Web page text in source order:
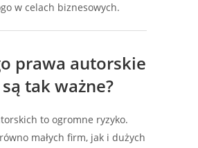
w celach biznesowych.
prawa autorskie
tak ważne?
to ogromne ryzyko.
małych firm, jak i dużych